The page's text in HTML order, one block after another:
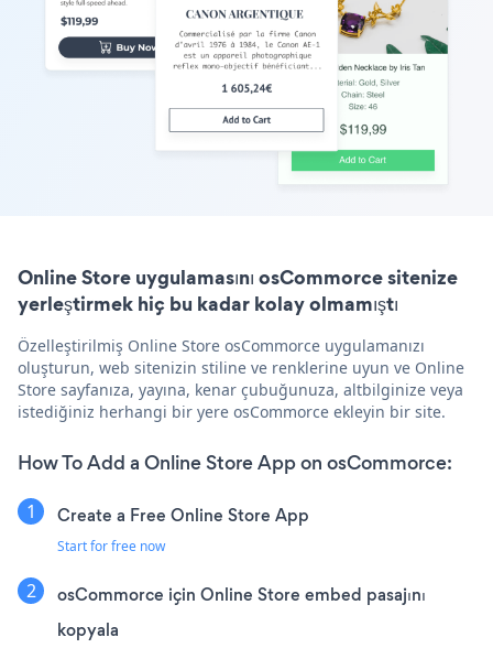
Online Store uygulamasını osCommorce sitenize
yerleştirmek hiç bu kadar kolay olmamıştı
Özelleştirilmiş Online Store osCommorce uygulamanızı
oluşturun, web sitenizin stiline ve renklerine uyun ve Online
Store sayfanıza, yayına, kenar çubuğunuza, altbilginize veya
istediğiniz herhangi bir yere osCommorce ekleyin bir site.
How To Add a Online Store App on osCommorce:
Create a Free Online Store App
Start for free now
osCommorce için Online Store embed pasajını
kopyala